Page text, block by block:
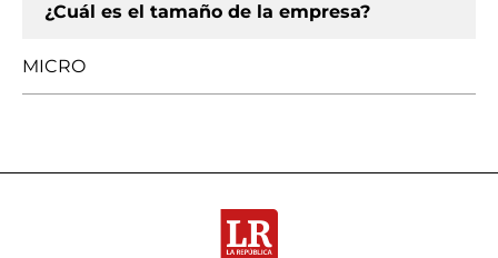
¿Cuál es el tamaño de la empresa?
MICRO